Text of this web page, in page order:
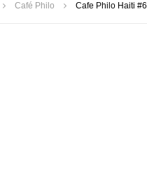
Café Philo Cafe Philo Haiti #6